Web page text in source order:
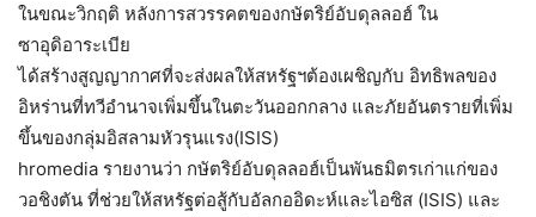
ในขณะวิกฤติ หลังการสวรรคตของกษัตริย์อับดุลลอฮ์ ใน
ซาอุดิอาระเบีย
ได้สร้างสูญญากาศที่จะส่งผลให้สหรัฐฯต้องเผชิญกับ อิทธิพลของ
อิหร่านที่ทวีอำนาจเพิ่มขึ้นในตะวันออกกลาง และภัยอันตรายที่เพิ่ม
ขึ้นของกลุ่มอิสลามหัวรุนแรง(ISIS)
hromedia รายงานว่า กษัตริย์อับดุลลอฮ์เป็นพันธมิตรเก่าแก่ของ
วอชิงตัน ที่ช่วยให้สหรัฐต่อสู้กับอัลกออิดะห์และไอซิส (ISIS) และ